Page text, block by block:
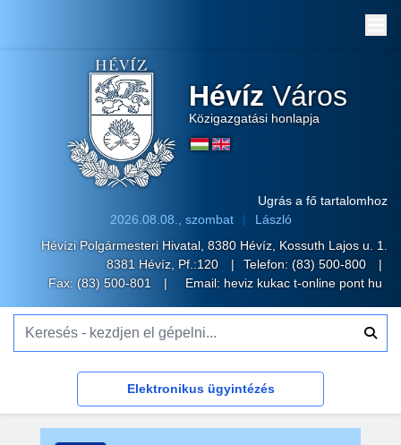
Hévíz Város
Közigazgatási honlapja
Ugrás a fő tartalomhoz
2026.08.08., szombat
László
Hévízi Polgármesteri Hivatal, 8380 Hévíz, Kossuth Lajos u. 1.
8381 Hévíz, Pf.:120
Telefon: (83) 500-800
Fax: (83) 500-801
Email: heviz kukac t-online pont hu
Elektronikus ügyintézés